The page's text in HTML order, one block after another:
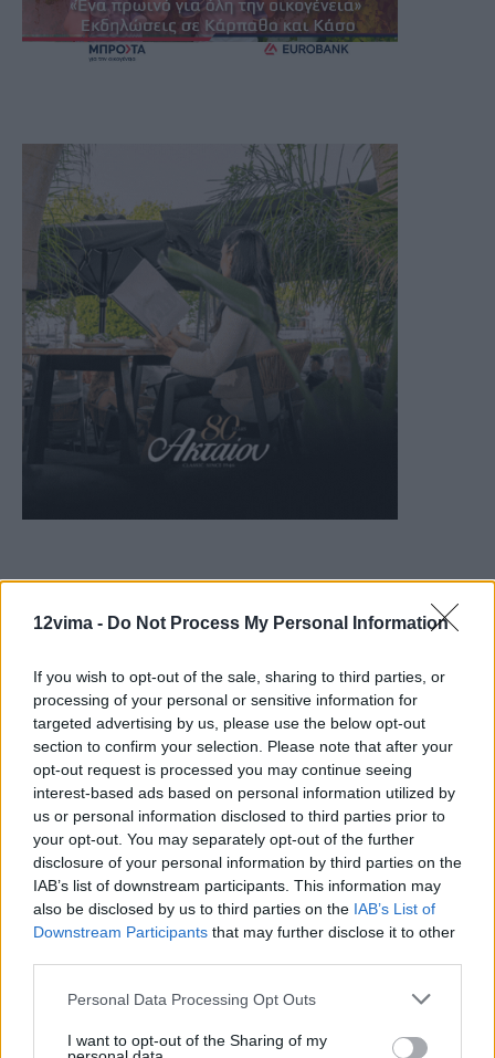
12vima - Do Not Process My Personal Information
If you wish to opt-out of the sale, sharing to third parties, or
processing of your personal or sensitive information for
targeted advertising by us, please use the below opt-out
section to confirm your selection. Please note that after your
opt-out request is processed you may continue seeing
interest-based ads based on personal information utilized by
us or personal information disclosed to third parties prior to
your opt-out. You may separately opt-out of the further
disclosure of your personal information by third parties on the
IAB’s list of downstream participants. This information may
also be disclosed by us to third parties on the IAB’s List of
Downstream Participants that may further disclose it to other
Personal Data Processing Opt Outs
I want to opt-out of the Sharing of my